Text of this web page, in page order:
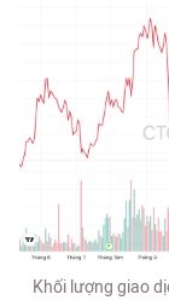
Khối lượng giao